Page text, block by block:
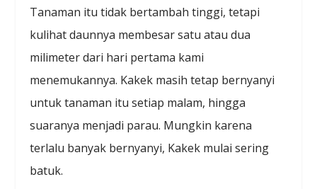
Tanaman itu tidak bertambah tinggi, tetapi
kulihat daunnya membesar satu atau dua
milimeter dari hari pertama kami
menemukannya. Kakek masih tetap bernyanyi
untuk tanaman itu setiap malam, hingga
suaranya menjadi parau. Mungkin karena
terlalu banyak bernyanyi, Kakek mulai sering
batuk.